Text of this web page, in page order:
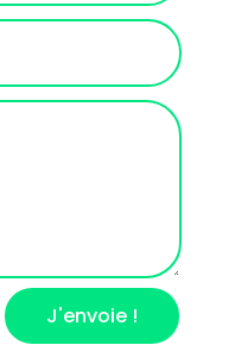
J'envoie !